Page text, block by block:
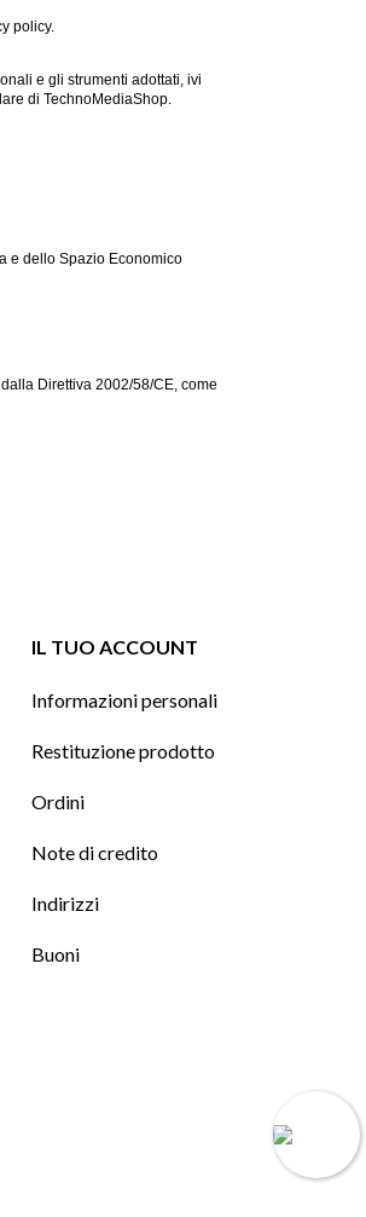
policy.
e gli strumenti adottati, ivi
di TechnoMediaShop.
e dello Spazio Economico
Direttiva 2002/58/CE, come
IL TUO ACCOUNT
Informazioni personali
Restituzione prodotto
Ordini
Note di credito
Indirizzi
Buoni